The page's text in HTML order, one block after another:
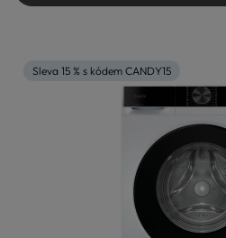
Sleva 15 % s kódem CANDY15